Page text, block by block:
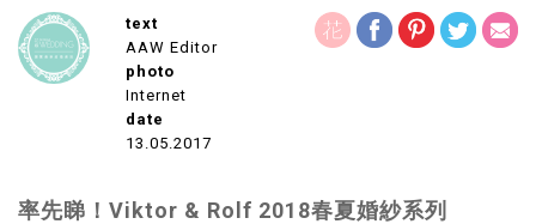
text
AAW Editor
photo
Internet
date
13.05.2017
率先睇！Viktor & Rolf 2018春夏婚紗系列